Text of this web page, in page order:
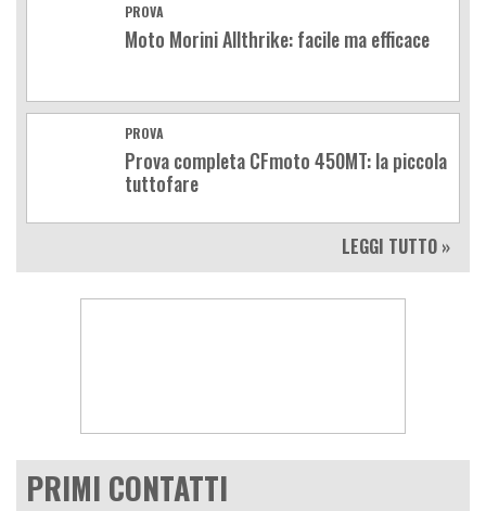
PROVA
Moto Morini Allthrike: facile ma efficace
PROVA
Prova completa CFmoto 450MT: la piccola
tuttofare
LEGGI TUTTO »
PRIMI CONTATTI